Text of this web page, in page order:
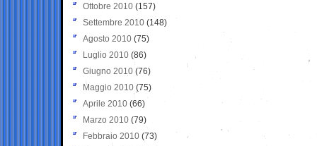
Ottobre 2010 (157)
Settembre 2010 (148)
Agosto 2010 (75)
Luglio 2010 (86)
Giugno 2010 (76)
Maggio 2010 (75)
Aprile 2010 (66)
Marzo 2010 (79)
Febbraio 2010 (73)